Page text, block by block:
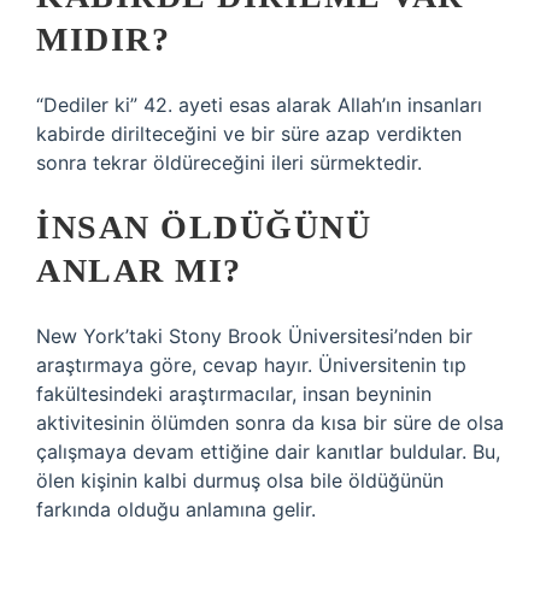
MIDIR?
“Dediler ki” 42. ayeti esas alarak Allah’ın insanları
kabirde dirilteceğini ve bir süre azap verdikten
sonra tekrar öldüreceğini ileri sürmektedir.
İNSAN ÖLDÜĞÜNÜ
ANLAR MI?
New York’taki Stony Brook Üniversitesi’nden bir
araştırmaya göre, cevap hayır. Üniversitenin tıp
fakültesindeki araştırmacılar, insan beyninin
aktivitesinin ölümden sonra da kısa bir süre de olsa
çalışmaya devam ettiğine dair kanıtlar buldular. Bu,
ölen kişinin kalbi durmuş olsa bile öldüğünün
farkında olduğu anlamına gelir.